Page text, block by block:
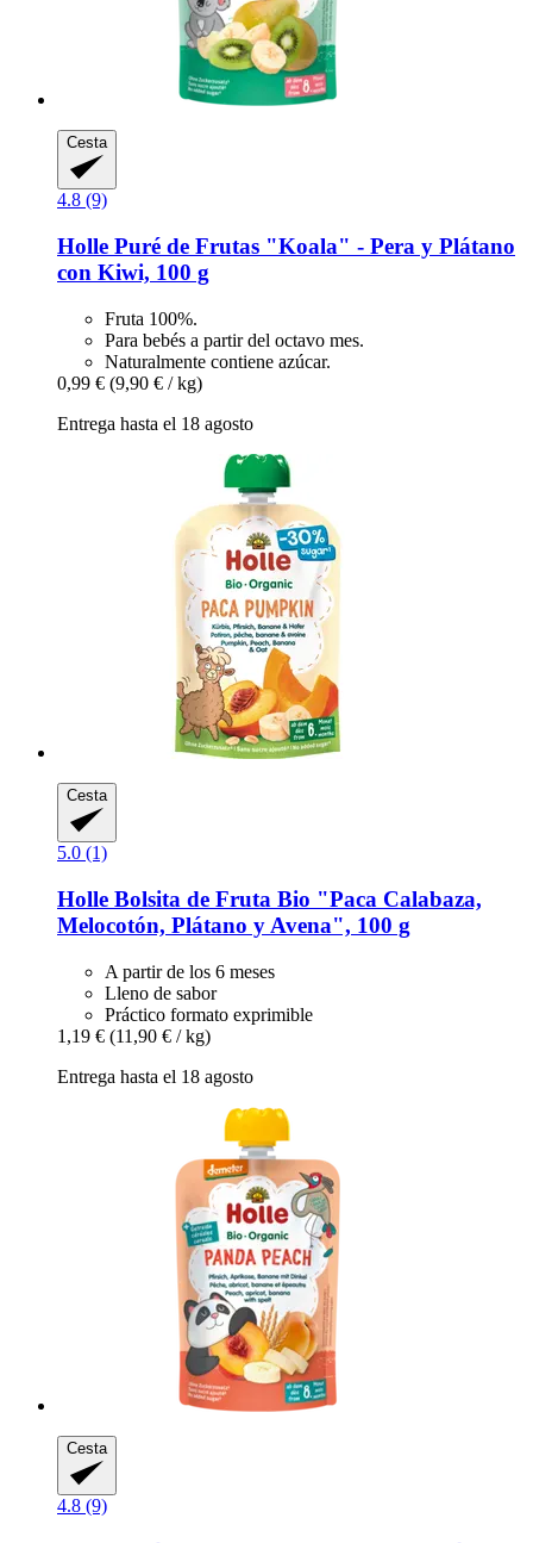
Cesta
4.8 (9)
Holle Puré de Frutas "Koala" -​ Pera y Plátano
con Kiwi, 100 g
Fruta 100%.
Para bebés a partir del octavo mes.
Naturalmente contiene azúcar.
0,99 € (9,90 € / kg)
Entrega hasta el 18 agosto
Cesta
5.0 (1)
Holle Bolsita de Fruta Bio "Paca Calabaza,
Melocotón, Plátano y Avena", 100 g
A partir de los 6 meses
Lleno de sabor
Práctico formato exprimible
1,19 € (11,90 € / kg)
Entrega hasta el 18 agosto
Cesta
4.8 (9)